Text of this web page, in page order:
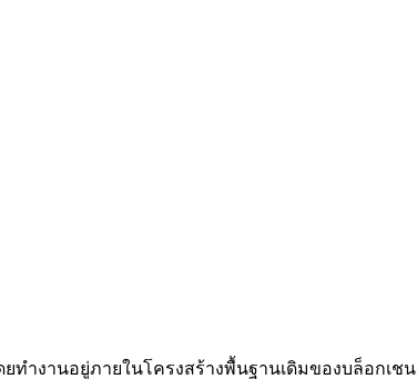
ทำงานอยู่ภายในโครงสร้างพื้นฐานเดิมของบล็อกเ